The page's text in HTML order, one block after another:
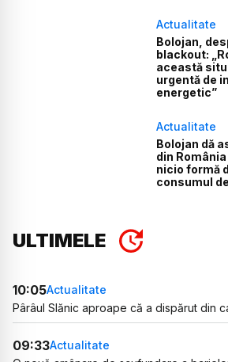
Actualitate
Bolojan,
blackout:
această
urgentă de
energetic”
Actualitate
Bolojan dă
din
nicio formă
consumul
ULTIMELE
10:05Actualitate
Pârâul Slănic aproape că a dispărut din
09:33Actualitate